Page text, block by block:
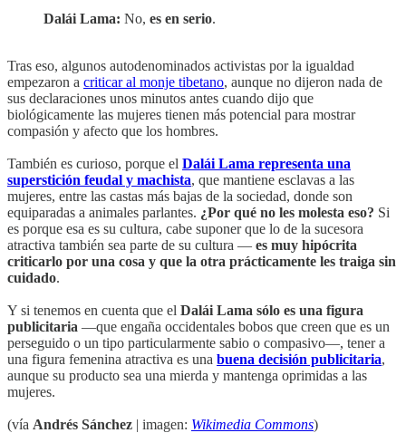
Dalái Lama: No, es en serio.
Tras eso, algunos autodenominados activistas por la igualdad
empezaron a criticar al monje tibetano, aunque no dijeron nada de
sus declaraciones unos minutos antes cuando dijo que
biológicamente las mujeres tienen más potencial para mostrar
compasión y afecto que los hombres.
También es curioso, porque el Dalái Lama representa una
superstición feudal y machista, que mantiene esclavas a las
mujeres, entre las castas más bajas de la sociedad, donde son
equiparadas a animales parlantes. ¿Por qué no les molesta eso? Si
es porque esa es su cultura, cabe suponer que lo de la sucesora
atractiva también sea parte de su cultura — es muy hipócrita
criticarlo por una cosa y que la otra prácticamente les traiga sin
cuidado.
Y si tenemos en cuenta que el Dalái Lama sólo es una figura
publicitaria —que engaña occidentales bobos que creen que es un
perseguido o un tipo particularmente sabio o compasivo—, tener a
una figura femenina atractiva es una buena decisión publicitaria,
aunque su producto sea una mierda y mantenga oprimidas a las
mujeres.
(vía Andrés Sánchez | imagen: Wikimedia Commons)